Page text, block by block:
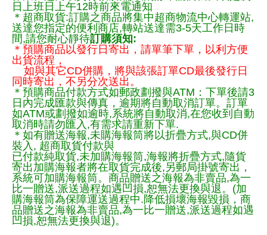
日上班日上午12時前來電通知
＊超商取貨:訂購之商品將集中超商物流中心轉運站,
送達您指定的便利商店,轉站送達需3-5天工作日時
間,請您耐心靜待訂購須知:
＊預購商品以發行日寄出，請單筆下單，以利方便
出貨流程，
如與其它CD併購，將與該張訂單CD最後發行日
同時寄出，不另分次送出。
＊預購商品付款方式如郵政劃撥與ATM：下單後請3
日內完成匯款與傳真，逾期將自動取消訂單。訂單
如ATM或劃撥如逾時,系統將自動取消,在您收到自動
取消時請勿匯入,有需求請重新下單.
＊如有贈送海報,未購海報筒將以折疊方式,與CD併
裝入, 超商取貨付款與
已付款純取貨,未加購海報筒,海報將折疊方式,隨貨
寄出加購海報者將在取貨完成後,另郵局掛號寄出，
系統可加購海報筒。商品贈送之海報為非賣品,為一
比一贈送,派送過程如遇凹損,恕無法更換與退。(加
購海報筒為保障運送過程中.降低損壞海報毀損，商
品贈送之海報為非賣品,為一比一贈送,派送過程如遇
凹損,恕無法更換與退)。